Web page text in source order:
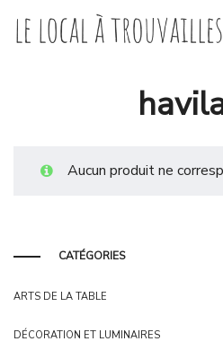
Aucun produit ne
CATÉGORIES
ARTS DE LA TABLE
DÉCORATION ET LUMINAIRES